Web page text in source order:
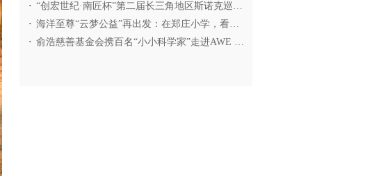
· “创宏世纪·南匠杯”第二届长三角地区斯诺克巡回赛（江
· 海洋至尊“云梦公益”再出发：在郑庄小学，看见向善的
· 俞浩慈善基金会携百名“小小科学家”走进AWE 探访追觅